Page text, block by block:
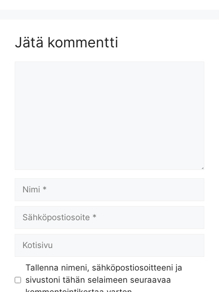
Jätä kommentti
Nimi
Sähköpostiosoite
Kotisivu
Tallenna nimeni, sähköpostiosoitteeni ja
sivustoni tähän selaimeen seuraavaa